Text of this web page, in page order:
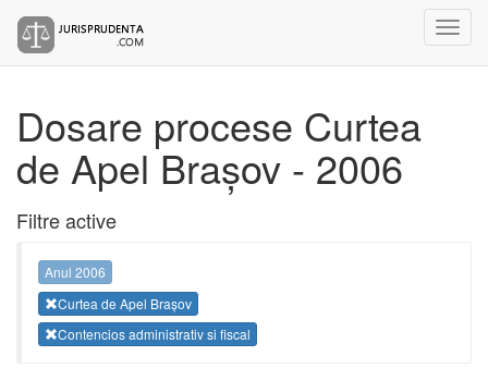
Dosare procese Curtea
de Apel Brașov - 2006
Filtre active
Anul 2006
Curtea de Apel Brașov
Contencios administrativ si fiscal